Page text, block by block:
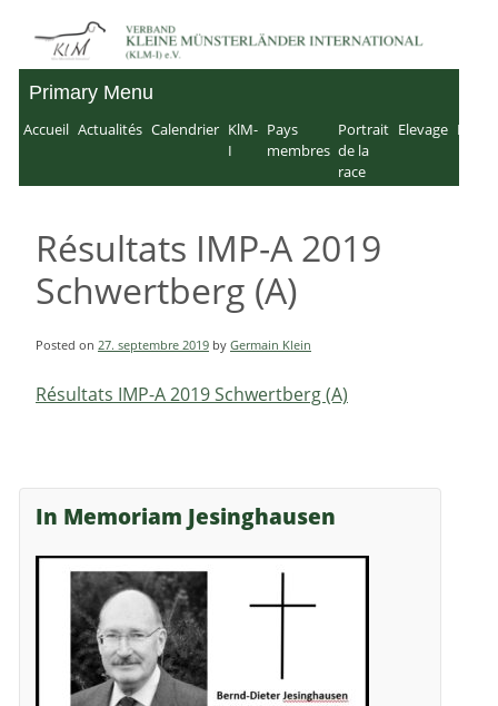
Skip
to
content
Verband für Kleine
International e.V.
Primary Menu
Accueil Actualités Calendrier KlM-
I
Pays
membres
Portrait
de la
race
Elevage IMP
Résultats IMP-A 2019
Schwertberg (A)
Posted on 27. septembre 2019 by Germain Klein
Résultats IMP-A 2019 Schwertberg (A)
In Memoriam Jesinghausen